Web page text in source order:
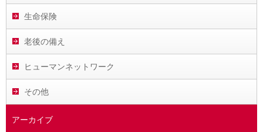
生命保険
老後の備え
ヒューマンネットワーク
その他
アーカイブ